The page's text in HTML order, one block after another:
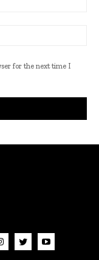
for the next time I